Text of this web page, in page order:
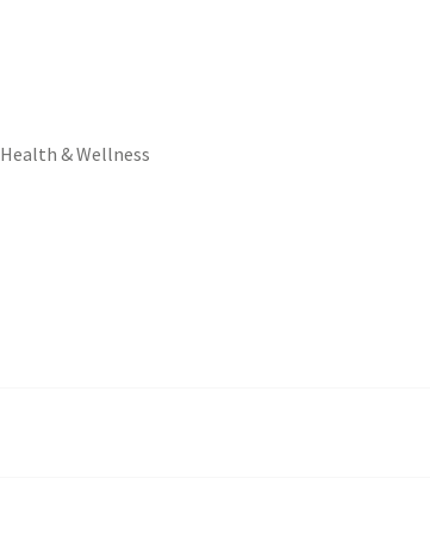
Health & Wellness